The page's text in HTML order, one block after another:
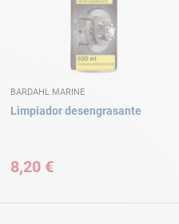
BARDAHL MARINE
Limpiador desengrasante
8,20 €